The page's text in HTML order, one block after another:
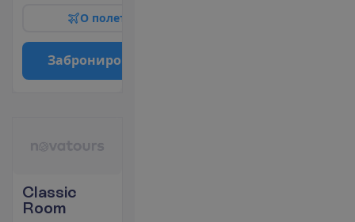
О полет
Заброниро
Classic
Room